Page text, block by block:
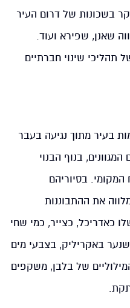
בשכונות של דרום העיר
שאנן, שפירא ועוד.
תהליכי שינוי חברתיים
בעיר מתוך נגיעה בעבר
בנוף הבנוי
המקומי. בסיוריהם
את ההתבוננות
כאדריכל, כצייר, כמי שחי
באקריליק, בצבעי מים
של בלבן, משקפים